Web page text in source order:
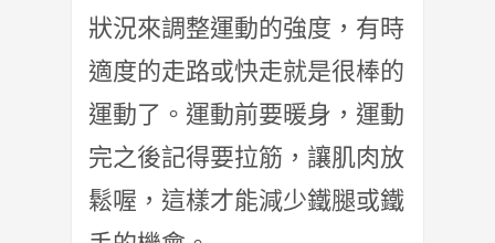
狀況來調整運動的強度，有時
適度的走路或快走就是很棒的
運動了。運動前要暖身，運動
完之後記得要拉筋，讓肌肉放
鬆喔，這樣才能減少鐵腿或鐵